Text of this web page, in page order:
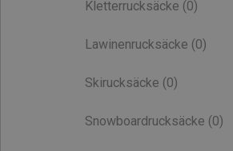
Kletterrucksäcke (0)
Lawinenrucksäcke (0)
Skirucksäcke (0)
Snowboardrucksäcke (0)